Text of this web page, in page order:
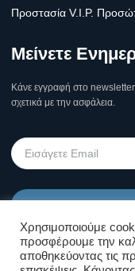
Προστασία V.I.P.
Μείνετε
Κάνε εγγραφή στο newsletter
σχετικά με την ασφάλεια.
Όροι Χρήσης
Χρησιμοποιούμε
προσφέρουμε την
αποθηκεύοντας τις